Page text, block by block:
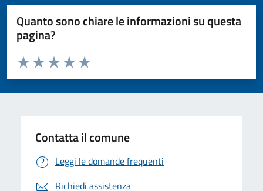
Quanto sono chiare le informazioni su questa
pagina?
Valuta da 1 a 5 stelle la pagina
Valuta 5 stelle su 5
Valuta 4 stelle su 5
Valuta 3 stelle su 5
Valuta 2 stelle su 5
Valuta 1 stelle su 5
Contatta il comune
Leggi le domande frequenti
Richiedi assistenza